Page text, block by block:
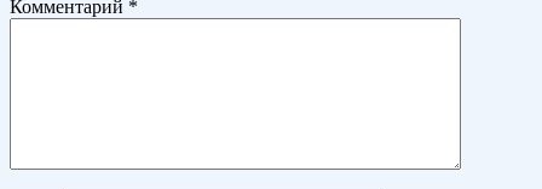
Комментарий *